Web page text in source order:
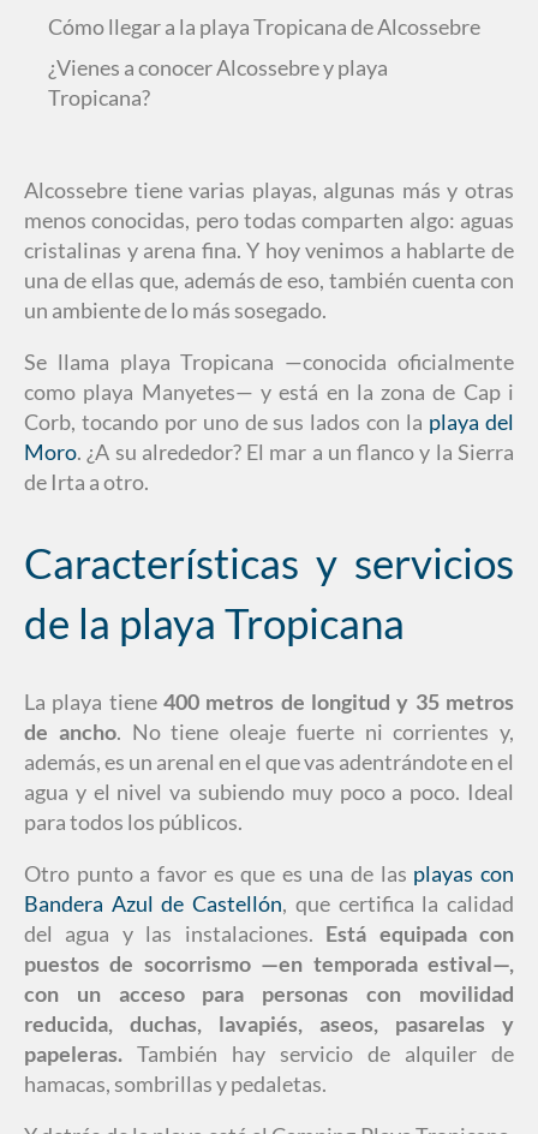
Cómo llegar a la playa Tropicana de Alcossebre
¿Vienes a conocer Alcossebre y playa
Tropicana?
Alcossebre tiene varias playas, algunas más y otras
menos conocidas, pero todas comparten algo: aguas
cristalinas y arena fina. Y hoy venimos a hablarte de
una de ellas que, además de eso, también cuenta con
un ambiente de lo más sosegado.
Se llama playa Tropicana —conocida oficialmente
como playa Manyetes— y está en la zona de Cap i
Corb, tocando por uno de sus lados con la playa del
Moro. ¿A su alrededor? El mar a un flanco y la Sierra
de Irta a otro.
Características y servicios
de la playa Tropicana
La playa tiene 400 metros de longitud y 35 metros
de ancho. No tiene oleaje fuerte ni corrientes y,
además, es un arenal en el que vas adentrándote en el
agua y el nivel va subiendo muy poco a poco. Ideal
para todos los públicos.
Otro punto a favor es que es una de las playas con
Bandera Azul de Castellón, que certifica la calidad
del agua y las instalaciones. Está equipada con
puestos de socorrismo —en temporada estival—,
con un acceso para personas con movilidad
reducida, duchas, lavapiés, aseos, pasarelas y
papeleras. También hay servicio de alquiler de
hamacas, sombrillas y pedaletas.